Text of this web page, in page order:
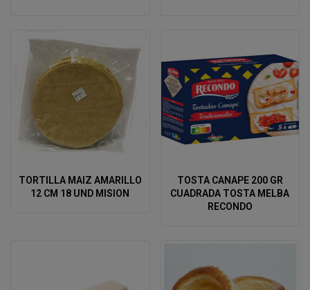
TORTILLA MAIZ AMARILLO
12 CM 18 UND MISION
TOSTA CANAPE 200 GR
CUADRADA TOSTA MELBA
RECONDO